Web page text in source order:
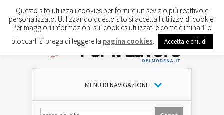
MENU DI NAVIGAZIONE
Questo sito utilizza i cookies per fornire un sevizio più reattivo e
personalizzato. Utilizzando questo sito si accetta l'utilizzo di cookie.
Per maggiori informazioni sui cookies utilizzati e come eliminarli o
bloccarli si prega di leggere la pagina cookies Accetta e chiudi